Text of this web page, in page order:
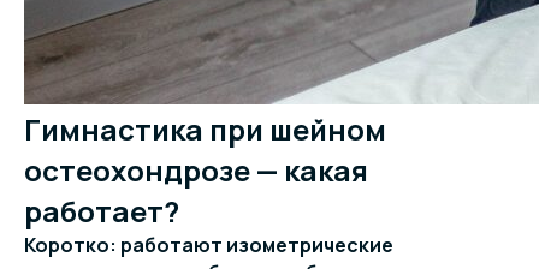
Гимнастика при шейном
остеохондрозе — какая
работает?
Коротко: работают изометрические